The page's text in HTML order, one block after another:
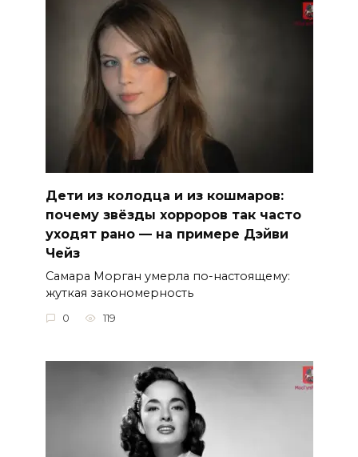
Дети из колодца и из кошмаров:
почему звёзды хорроров так часто
уходят рано — на примере Дэйви
Чейз
Самара Морган умерла по-настоящему:
жуткая закономерность
0 119